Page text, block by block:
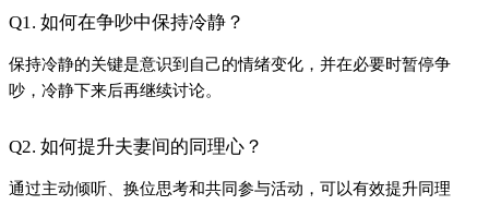
Q1. 如何在争吵中保持冷静？
保持冷静的关键是意识到自己的情绪变化，并在必要时暂停争
吵，冷静下来后再继续讨论。
Q2. 如何提升夫妻间的同理心？
通过主动倾听、换位思考和共同参与活动，可以有效提升同理